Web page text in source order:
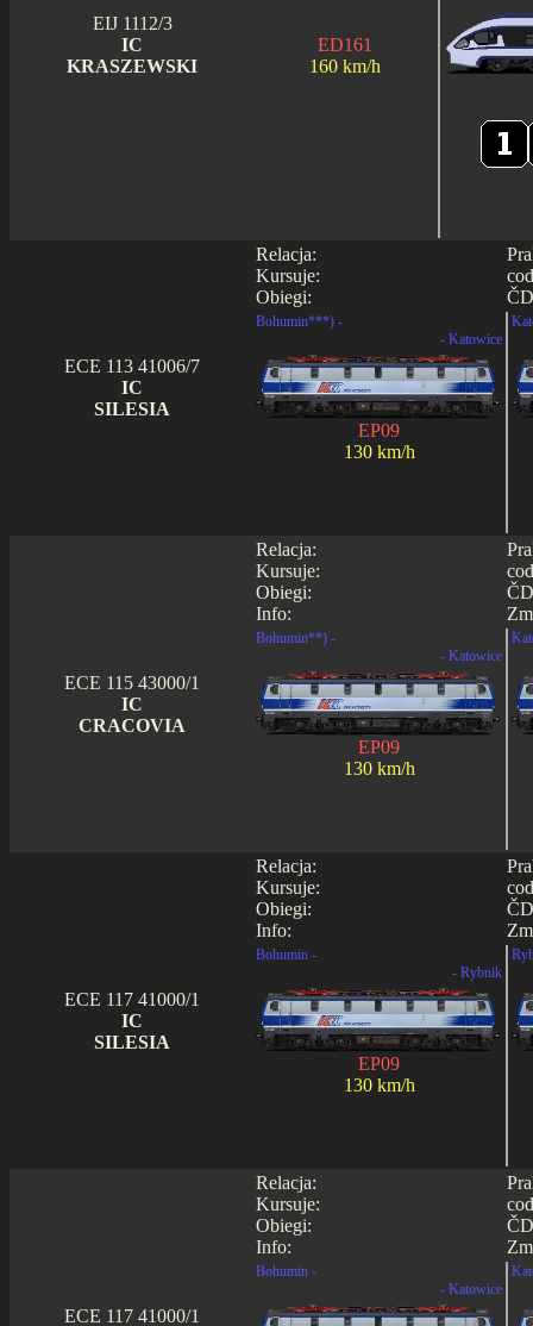
EIJ 1112/3
IC
KRASZEWSKI
ED161
160 km/h
Relacja:
Kursuje:
Obiegi:
ECE 113 41006/7
IC
SILESIA
Bohumin***) -
- Katowice
EP09
130 km/h
Relacja:
Kursuje:
Obiegi:
Info:
ECE 115 43000/1
IC
CRACOVIA
Bohumin**) -
- Katowice
EP09
130 km/h
Relacja:
Kursuje:
Obiegi:
Info:
ECE 117 41000/1
IC
SILESIA
Bohumin -
- Rybnik
EP09
130 km/h
Relacja:
Kursuje:
Obiegi:
Info:
ECE 117 41000/1
Bohumin -
- Katowice